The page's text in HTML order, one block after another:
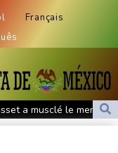
Français
a musclé le mental
à Toronto, Swiatek